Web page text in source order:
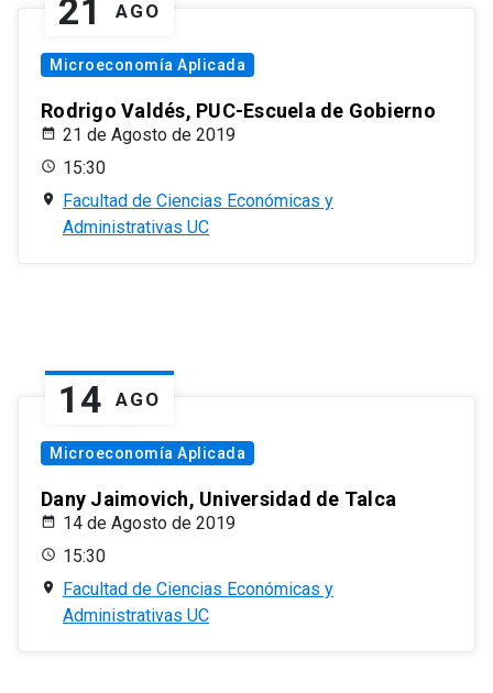
21 AGO
Microeconomía Aplicada
Rodrigo Valdés, PUC-Escuela de Gobierno
21 de Agosto de 2019
15:30
Facultad de Ciencias Económicas y
Administrativas UC
14 AGO
Microeconomía Aplicada
Dany Jaimovich, Universidad de Talca
14 de Agosto de 2019
15:30
Facultad de Ciencias Económicas y
Administrativas UC